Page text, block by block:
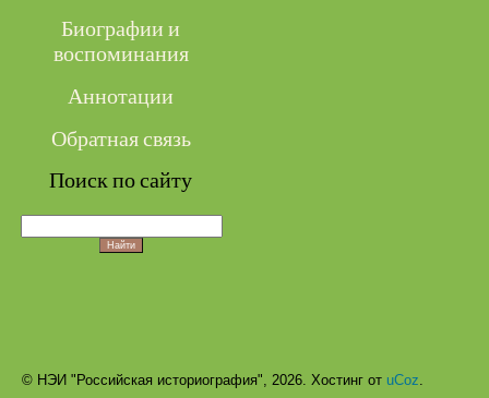
Биографии и
воспоминания
Аннотации
Обратная связь
Поиск по сайту
© НЭИ "Российская историография", 2026. Хостинг от uCoz.